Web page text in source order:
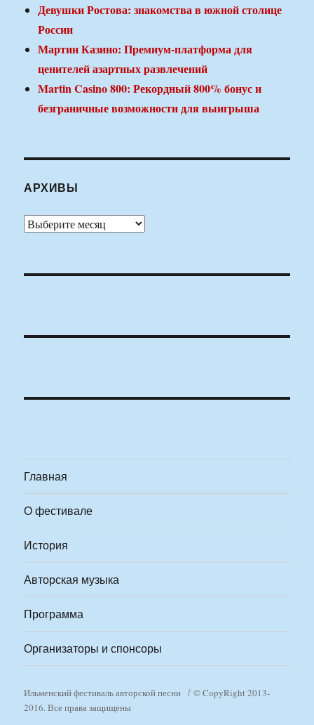
Девушки Ростова: знакомства в южной столице
России
Мартин Казино: Премиум-платформа для
ценителей азартных развлечений
Martin Casino 800: Рекордный 800% бонус и
безграничные возможности для выигрыша
АРХИВЫ
Архивы
Главная
О фестивале
История
Авторская музыка
Программа
Организаторы и спонсоры
Ильменский фестиваль авторской песни
© CopyRight 2013-
2016. Все права защищены